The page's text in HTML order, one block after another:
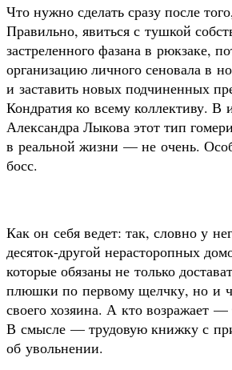
Что нужно сделать сразу после
Правильно, явиться с тушкой
застреленного фазана в рюкзаке,
организацию личного сеновала в
и заставить новых подчиненных
Кондратия ко всему коллективу. В
Александра Лыкова этот тип
в реальной жизни — не очень.
босс.
Как он себя ведет: так, словно у
десяток-другой нерасторопных
которые обязаны не только
плюшки по первому щелчку, но и
своего хозяина. А кто возражает —
В смысле — трудовую книжку с
об увольнении.